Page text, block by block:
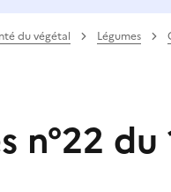
du végétal Légumes
n°22 du